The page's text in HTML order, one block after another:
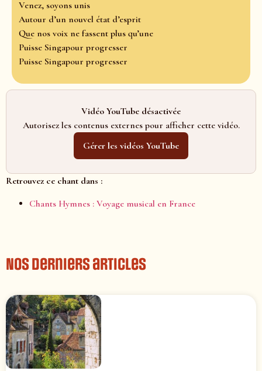
Venez, soyons unis
Autour d’un nouvel état d’esprit
Que nos voix ne fassent plus qu’une
Puisse Singapour progresser
Puisse Singapour progresser
Vidéo YouTube désactivée
Autorisez les contenus externes pour afficher cette vidéo.
Gérer les vidéos YouTube
Retrouvez ce chant dans :
Chants Hymnes : Voyage musical en France
Nos derniers articles